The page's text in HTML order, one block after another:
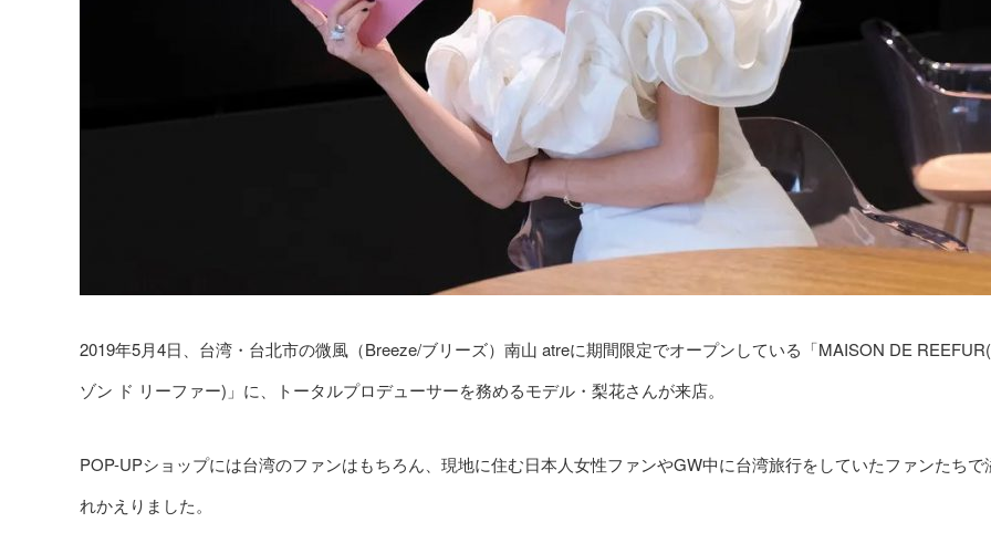
2019年5月4日、台湾・台北市の微風（Breeze/ブリーズ）南山 atreに期間限定でオープンしている「MAISON DE
ゾン ド リーファー)」に、トータルプロデューサーを務めるモデル・梨花さんが来店。
POP-UPショップには台湾のファンはもちろん、現地に住む日本人女性ファンやGW中に台湾旅行をしていたファンたちで
れかえりました。